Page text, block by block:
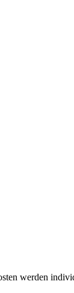
werden